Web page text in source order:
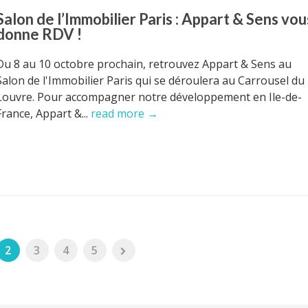
de l’Immobilier Paris : Appart & Sens
RDV !
8 au 10 octobre prochain, retrouvez Appart & Sens au
de l'Immobilier Paris qui se déroulera au Carrousel du
Pour accompagner notre développement en Ile-de-
Appart &... read more →
2 3 4 5